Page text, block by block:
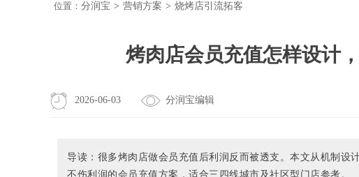
位置： 分润宝 > 营销方案 > 烧烤店引流拓客
烤肉店会员充值怎样设计
2026-06-03 分润宝编辑
导读：很多烤肉店做会员充值后利润反而被透支。本文从机制设
不伤利润的会员充值方案，适合三四线城市及社区型门店参考。